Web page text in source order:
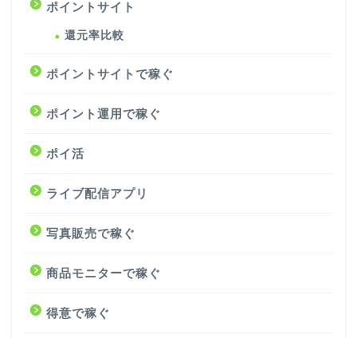
ポイントサイト
還元率比較
ポイントサイトで稼ぐ
ポイント運用で稼ぐ
ポイ活
ライブ配信アプリ
写真販売で稼ぐ
商品モニターで稼ぐ
得意で稼ぐ